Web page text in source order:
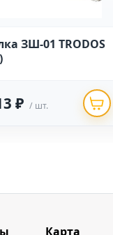
ЗШ-01 TRODOS
₽ / шт.
Карта